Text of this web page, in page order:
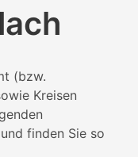
(bzw.
Kreisen
finden Sie so